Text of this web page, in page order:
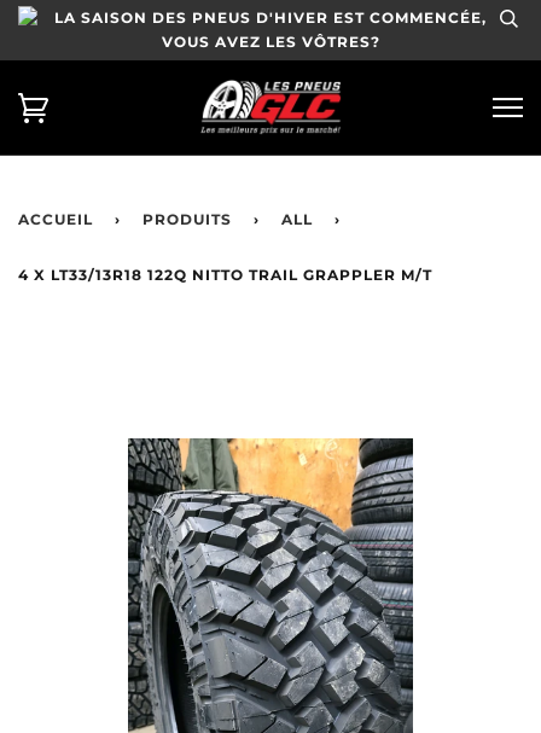
LA SAISON DES PNEUS D'HIVER EST COMMENCÉE,
VOUS AVEZ LES VÔTRES?
ACCUEIL › PRODUITS › ALL ›
4 X LT33/13R18 122Q NITTO TRAIL GRAPPLER M/T